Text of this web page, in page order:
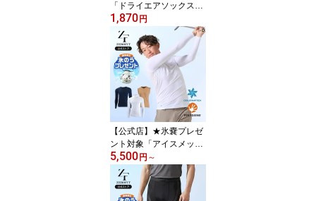
「ドライエアソックス」
スポーツソックス 冷却加
工 機能性ソックス 抗菌
防臭 ポリジン 綿麻 メン
ズ レディース メッシュ
スニーカー サンダル 2
2〜24cm 25〜27cm 2
7〜29cm ゴルフソックス
ZEROFIT 靴下 くつ下 ブ
ラック グレー ホワイト
1,870 円
【公式店】★氷嚢プレゼ
ント対象「アイスメッシ
ュ」返品交換可 ZEROFI
T ゼロフィット イオンス
ポーツ インナー スポー
ツウェア アンダーウェア
5,500 円 ～